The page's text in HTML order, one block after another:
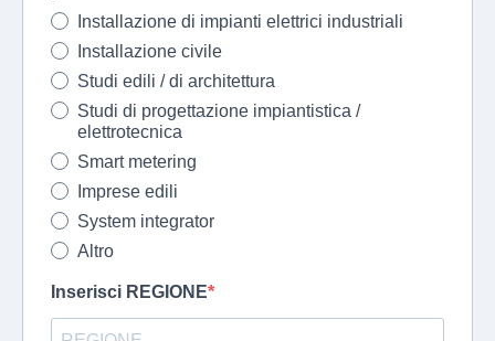
Installazione di impianti elettrici industriali
Installazione civile
Studi edili / di architettura
Studi di progettazione impiantistica /
elettrotecnica
Smart metering
Imprese edili
System integrator
Altro
Inserisci REGIONE